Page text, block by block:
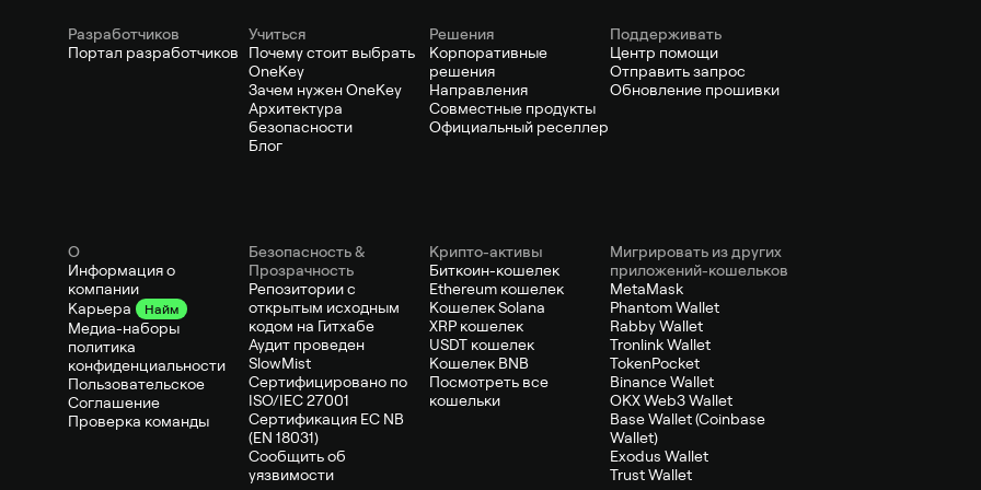
Pазработчиков
Портал разработчиков
Учиться
Почему стоит выбрать
OneKey
Зачем нужен OneKey
Архитектура
безопасности
Блог
Решения
Корпоративные
решения
Направления
Совместные продукты
Официальный реселлер
Поддерживать
Центр помощи
Отправить запрос
Обновление прошивки
О
Информация о
компании
Карьера
Найм
Медиа-наборы
политика
конфиденциальности
Пользовательское
Соглашение
Проверка команды
Безопасность &
Прозрачность
Репозитории с
открытым исходным
кодом на Гитхабе
Аудит проведен
SlowMist
Сертифицировано по
ISO/IEC 27001
Сертификация ЕС NB
(EN 18031)
Сообщить об
уязвимости
Крипто-активы
Биткоин-кошелек
Ethereum кошелек
Кошелек Solana
XRP кошелек
USDT кошелек
Кошелек BNB
Посмотреть все
кошельки
Мигрировать из других
приложений-кошельков
MetaMask
Phantom Wallet
Rabby Wallet
Tronlink Wallet
TokenPocket
Binance Wallet
OKX Web3 Wallet
Base Wallet (Coinbase
Wallet)
Exodus Wallet
Trust Wallet